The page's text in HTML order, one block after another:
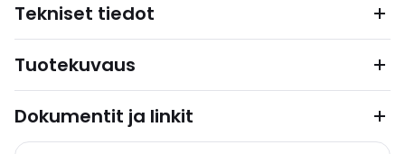
Tekniset tiedot
Tuotekuvaus
Dokumentit ja linkit